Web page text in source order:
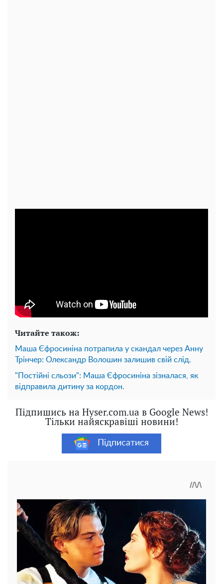
Читайте також:
Маша Єфросиніна потрапила у скандал через Анну
Трінчер: Олександр Волошин залишив свій слід.
"Постійні сльози": Маша Єфросиніна зізналася, як
відправила дитину за кордон.
Підпишись на Hyser.com.ua в Google News!
Тільки найяскравіші новини!
Підписатися